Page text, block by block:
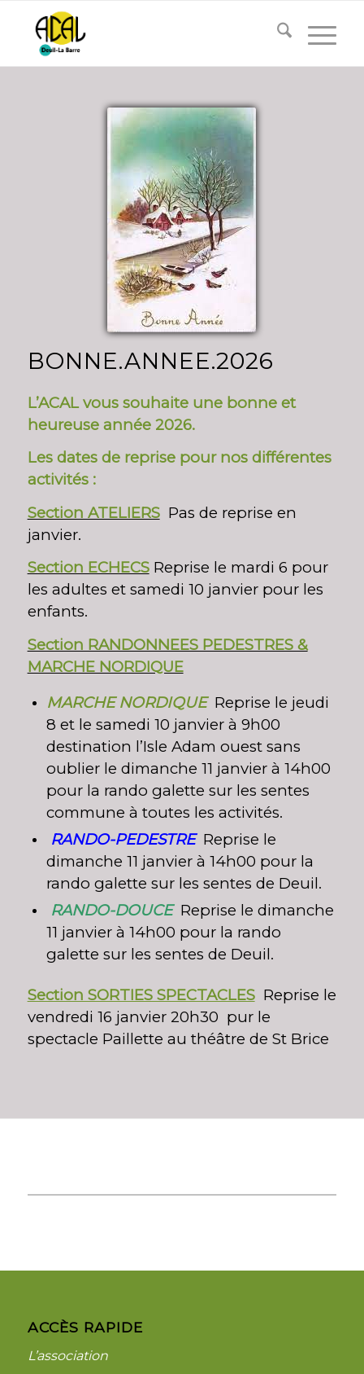
BONNE.ANNEE.2026
L’ACAL vous souhaite une bonne et
heureuse année 2026.
Les dates de reprise pour nos différentes
activités :
Section ATELIERS Pas de reprise en
janvier.
Section ECHECSReprise le mardi 6 pour
les adultes et samedi 10 janvier pour les
enfants.
Section RANDONNEES PEDESTRES &
MARCHE NORDIQUE
MARCHE NORDIQUEReprise le jeudi
8 et le samedi 10 janvier à 9h00
destination l’Isle Adam ouest sans
oublier le dimanche 11 janvier à 14h00
pour la rando galette sur les sentes
commune à toutes les activités.
RANDO-PEDESTRE Reprise le
dimanche 11 janvier à 14h00 pour la
rando galette sur les sentes de Deuil.
RANDO-DOUCE Reprise le dimanche
11 janvier à 14h00 pour la rando
galette sur les sentes de Deuil.
Section SORTIES SPECTACLES Reprise le
vendredi 16 janvier 20h30 pur le
spectacle Paillette au théâtre de St Brice
ACCÈS RAPIDE
L’association